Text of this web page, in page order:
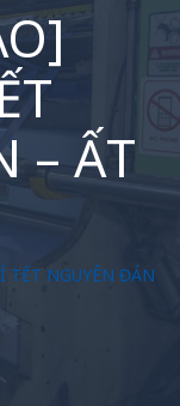
– ẤT
TẾT NGUYÊN ĐÁN